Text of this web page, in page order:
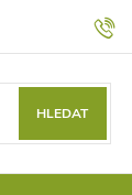
ochrany
HLEDAT